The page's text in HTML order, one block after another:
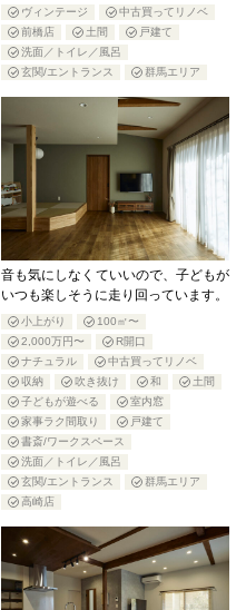
ヴィンテージ
中古買ってリノベ
前橋店
土間
戸建て
洗面／トイレ／風呂
玄関/エントランス
群馬エリア
音も気にしなくていいので、子どもが
いつも楽しそうに走り回っています。
小上がり
100㎡〜
2,000万円〜
R開口
ナチュラル
中古買ってリノベ
収納
吹き抜け 和
土間
子どもが遊べる
室内窓
家事ラク間取り
戸建て
書斎/ワークスペース
洗面／トイレ／風呂
玄関/エントランス
群馬エリア
高崎店